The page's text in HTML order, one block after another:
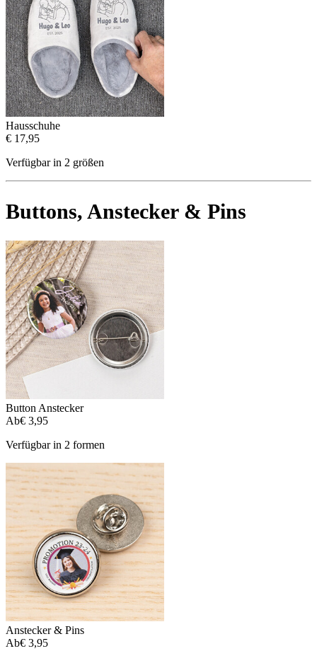
Hausschuhe
€ 17,95
Verfügbar in 2 größen
Buttons, Anstecker & Pins
Button Anstecker
Ab€ 3,95
Verfügbar in 2 formen
Anstecker & Pins
Ab€ 3,95